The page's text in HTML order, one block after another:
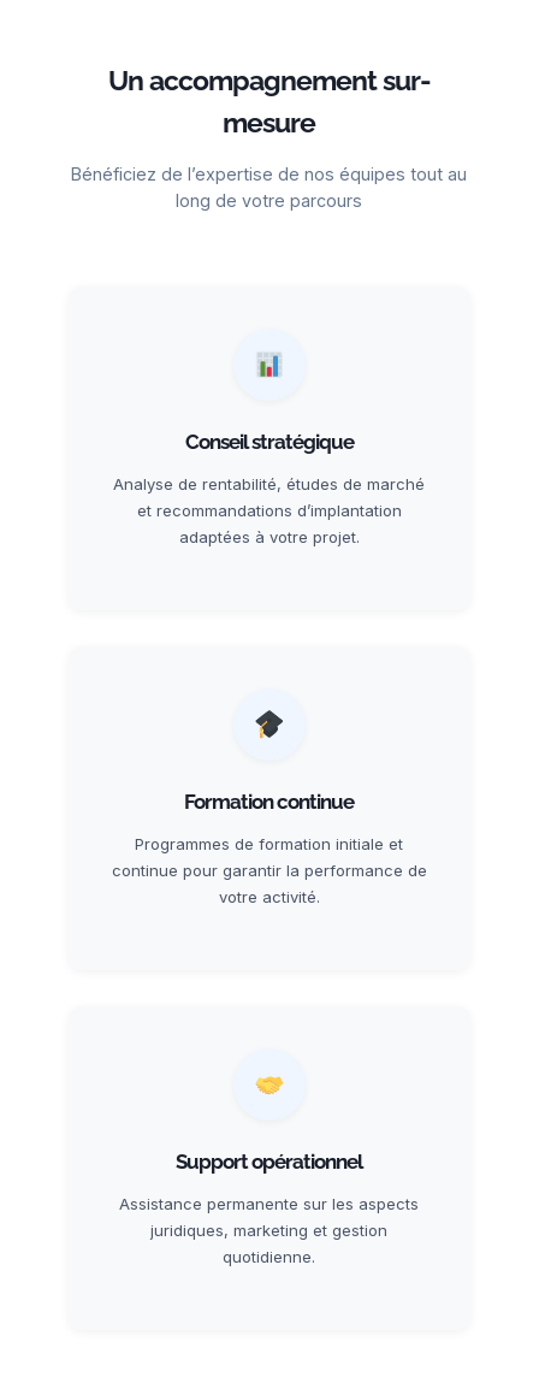
Un accompagnement sur-
mesure
Bénéficiez de l’expertise de nos équipes tout au
long de votre parcours
Conseil stratégique
Analyse de rentabilité, études de marché
et recommandations d’implantation
adaptées à votre projet.
Formation continue
Programmes de formation initiale et
continue pour garantir la performance de
votre activité.
Support opérationnel
Assistance permanente sur les aspects
juridiques, marketing et gestion
quotidienne.